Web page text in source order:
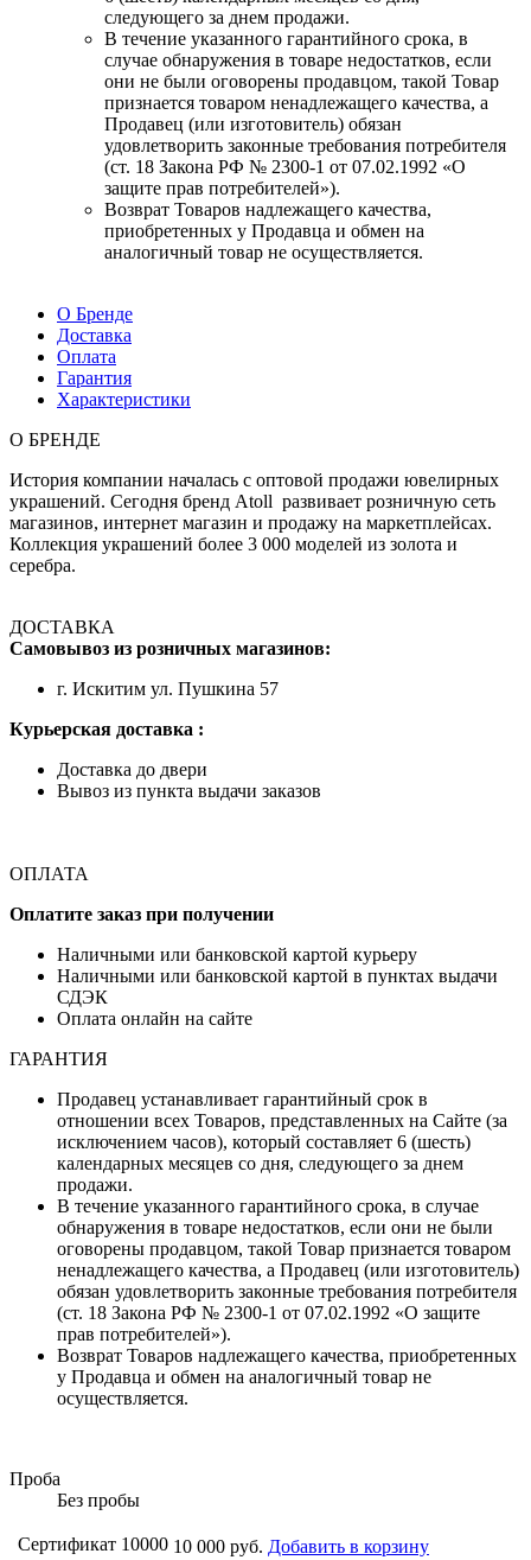
следующего за днем продажи.
В течение указанного гарантийного срока, в
случае обнаружения в товаре недостатков, если
они не были оговорены продавцом, такой Товар
признается товаром ненадлежащего качества, а
Продавец (или изготовитель) обязан
удовлетворить законные требования потребителя
(ст. 18 Закона РФ № 2300-1 от 07.02.1992 «О
защите прав потребителей»).
Возврат Товаров надлежащего качества,
приобретенных у Продавца и обмен на
аналогичный товар не осуществляется.
О Бренде
Доставка
Оплата
Гарантия
Характеристики
О БРЕНДЕ
История компании началась с оптовой продажи ювелирных
украшений. Сегодня бренд Atoll развивает розничную сеть
магазинов, интернет магазин и продажу на маркетплейсах.
Коллекция украшений более 3 000 моделей из золота и
серебра.
ДОСТАВКА
Самовывоз из розничных магазинов:
г. Искитим ул. Пушкина 57
Курьерская доставка :
Доставка до двери
Вывоз из пункта выдачи заказов
ОПЛАТА
Оплатите заказ при получении
Наличными или банковской картой курьеру
Наличными или банковской картой в пунктах выдачи
СДЭК
Оплата онлайн на сайте
ГАРАНТИЯ
Продавец устанавливает гарантийный срок в
отношении всех Товаров, представленных на Сайте (за
исключением часов), который составляет 6 (шесть)
календарных месяцев со дня, следующего за днем
продажи.
В течение указанного гарантийного срока, в случае
обнаружения в товаре недостатков, если они не были
оговорены продавцом, такой Товар признается товаром
ненадлежащего качества, а Продавец (или изготовитель)
обязан удовлетворить законные требования потребителя
(ст. 18 Закона РФ № 2300-1 от 07.02.1992 «О защите
прав потребителей»).
Возврат Товаров надлежащего качества, приобретенных
у Продавца и обмен на аналогичный товар не
осуществляется.
Проба
Без пробы
Сертификат 10000 10 000 руб. Добавить в корзину